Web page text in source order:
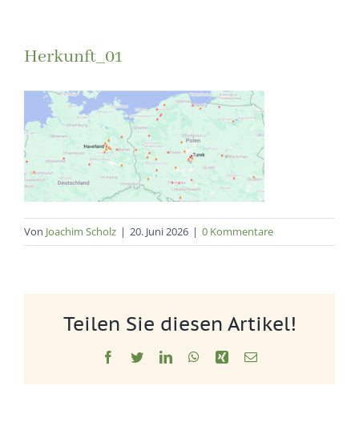
Herkunft_01
Von Joachim Scholz | 20. Juni 2026 | 0 Kommentare
Teilen Sie diesen Artikel!
Facebook
TwitterLinkedInWhatsApp
Xing E-